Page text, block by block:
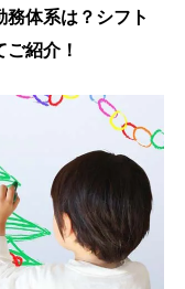
体系は？シフト
紹介！